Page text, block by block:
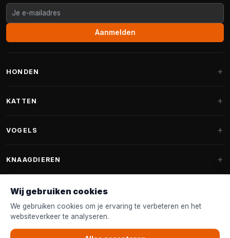
Aanmelden
HONDEN
Fantail hondenmanden
Hondenspeelgoed
Halsband & Lijn
Shampoo & Verzorging
KATTEN
Krabpalen voor Maine Coon
Kattenmanden
VOGELS
Vogelvoer binnenvogels
Voederhuisjes
Nestkastjes & Nesting
Tuinvogelvoer
KNAAGDIEREN
Knaagdierenvoer
Accessoires
KLANTENSERVICE
Wij gebruiken cookies
We gebruiken cookies om je ervaring te verbeteren en het
websiteverkeer te analyseren.